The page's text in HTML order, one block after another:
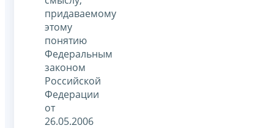
придаваемому
этому
понятию
Федеральным
законом
Российской
Федерации
от
26.05.2006